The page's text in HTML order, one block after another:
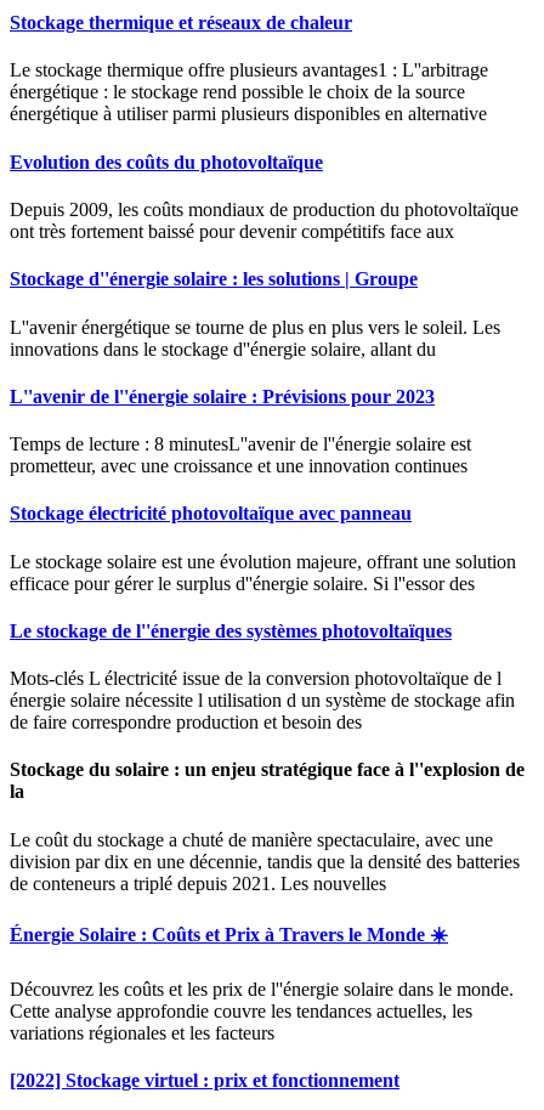
Stockage thermique et réseaux de chaleur
Le stockage thermique offre plusieurs avantages1 : L''arbitrage
énergétique : le stockage rend possible le choix de la source
énergétique à utiliser parmi plusieurs disponibles en alternative
Evolution des coûts du photovoltaïque
Depuis 2009, les coûts mondiaux de production du photovoltaïque
ont très fortement baissé pour devenir compétitifs face aux
Stockage d''énergie solaire : les solutions | Groupe
L''avenir énergétique se tourne de plus en plus vers le soleil. Les
innovations dans le stockage d''énergie solaire, allant du
L''avenir de l''énergie solaire : Prévisions pour 2023
Temps de lecture : 8 minutesL''avenir de l''énergie solaire est
prometteur, avec une croissance et une innovation continues
Stockage électricité photovoltaïque avec panneau
Le stockage solaire est une évolution majeure, offrant une solution
efficace pour gérer le surplus d''énergie solaire. Si l''essor des
Le stockage de l''énergie des systèmes photovoltaïques
Mots-clés L électricité issue de la conversion photovoltaïque de l
énergie solaire nécessite l utilisation d un système de stockage afin
de faire correspondre production et besoin des
Stockage du solaire : un enjeu stratégique face à l''explosion de
la
Le coût du stockage a chuté de manière spectaculaire, avec une
division par dix en une décennie, tandis que la densité des batteries
de conteneurs a triplé depuis 2021. Les nouvelles
Énergie Solaire : Coûts et Prix à Travers le Monde ☀️
Découvrez les coûts et les prix de l''énergie solaire dans le monde.
Cette analyse approfondie couvre les tendances actuelles, les
variations régionales et les facteurs
[2022] Stockage virtuel : prix et fonctionnement